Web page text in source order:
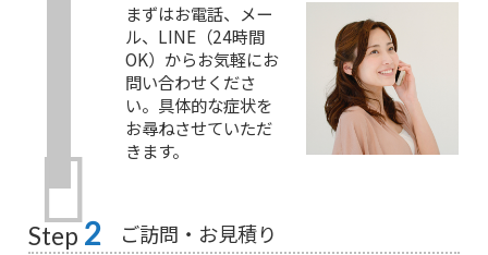
まずはお電話、メー
ル、LINE（24時間
OK）からお気軽にお
問い合わせくださ
い。具体的な症状を
お尋ねさせていただ
きます。
Step 2 ご訪問・お見積り